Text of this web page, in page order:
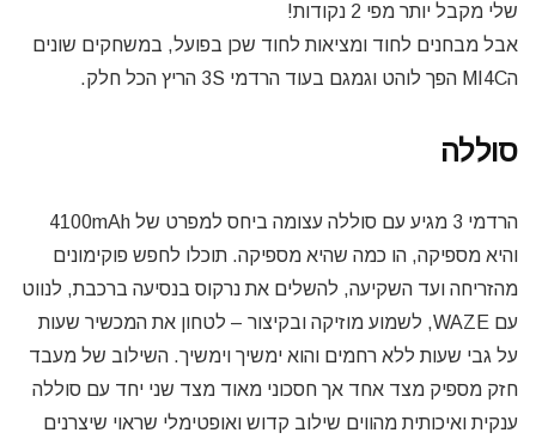
שלי מקבל יותר מפי 2 נקודות!
אבל מבחנים לחוד ומציאות לחוד שכן בפועל, במשחקים שונים
הMI4C הפך לוהט וגמגם בעוד הרדמי 3S הריץ הכל חלק.
סוללה
הרדמי 3 מגיע עם סוללה עצומה ביחס למפרט של 4100mAh
והיא מספיקה, הו כמה שהיא מספיקה. תוכלו לחפש פוקימונים
מהזריחה ועד השקיעה, להשלים את נרקוס בנסיעה ברכבת, לנווט
עם WAZE, לשמוע מוזיקה ובקיצור – לטחון את המכשיר שעות
על גבי שעות ללא רחמים והוא ימשיך וימשיך. השילוב של מעבד
חזק מספיק מצד אחד אך חסכוני מאוד מצד שני יחד עם סוללה
ענקית ואיכותית מהווים שילוב קדוש ואופטימלי שראוי שיצרנים